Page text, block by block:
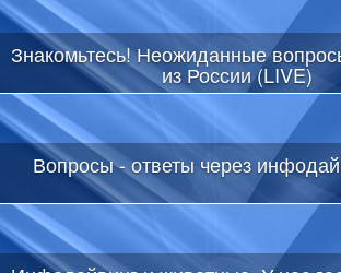
Знакомьтесь! Неожиданные
из России (LIVE)
Вопросы - ответы через